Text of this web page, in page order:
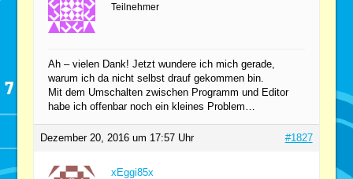
Teilnehmer
Ah – vielen Dank! Jetzt wundere ich mich gerade,
warum ich da nicht selbst drauf gekommen bin.
Mit dem Umschalten zwischen Programm und Editor
habe ich offenbar noch ein kleines Problem…
Dezember 20, 2016 um 17:57 Uhr #1827
xEggi85x